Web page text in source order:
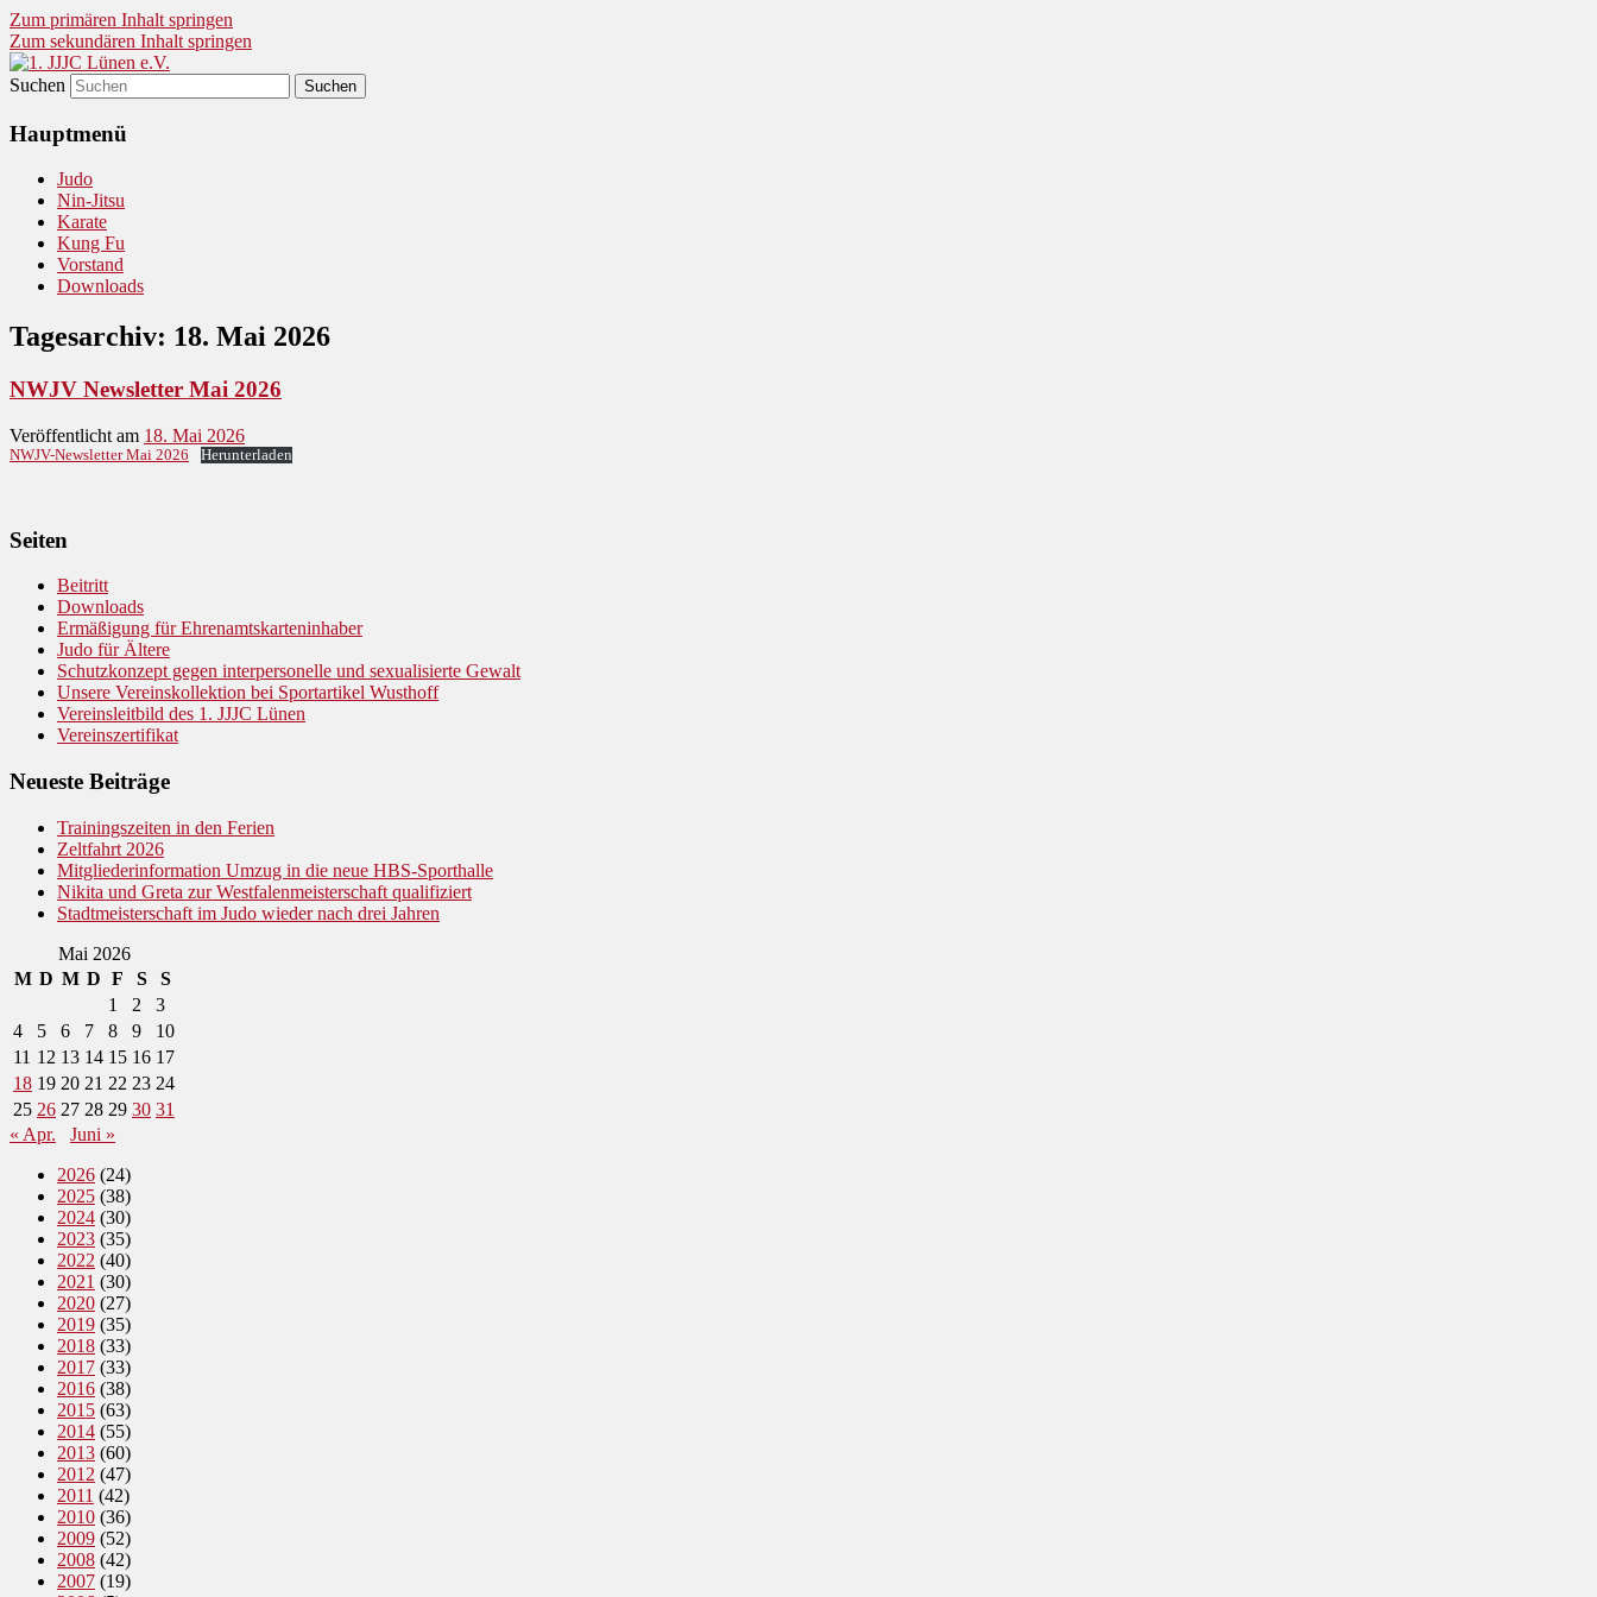
Zum primären Inhalt springen
Zum sekundären Inhalt springen
1. JJJC Lünen e.V.
Judo und Ninjitsu
Suchen
Hauptmenü
Judo
Nin-Jitsu
Karate
Kung Fu
Vorstand
Downloads
Tagesarchiv: 18. Mai 2026
NWJV Newsletter Mai 2026
Veröffentlicht am 18. Mai 2026
NWJV-Newsletter Mai 2026 Herunterladen
Seiten
Beitritt
Downloads
Ermäßigung für Ehrenamtskarteninhaber
Judo für Ältere
Schutzkonzept gegen interpersonelle und sexualisierte Gewalt
Unsere Vereinskollektion bei Sportartikel Wusthoff
Vereinsleitbild des 1. JJJC Lünen
Vereinszertifikat
Neueste Beiträge
Trainingszeiten in den Ferien
Zeltfahrt 2026
Mitgliederinformation Umzug in die neue HBS-Sporthalle
Nikita und Greta zur Westfalenmeisterschaft qualifiziert
Stadtmeisterschaft im Judo wieder nach drei Jahren
Mai 2026
M D M D F S
S
1
2
3
4
5 6 7 8 9
10
11 12 13 14 15 16 17
18 19 20 21 22 23 24
25 26 27 28 29 30 31
« Apr.
Juni »
2026 (24)
2025 (38)
2024 (30)
2023 (35)
2022 (40)
2021 (30)
2020 (27)
2019 (35)
2018 (33)
2017 (33)
2016 (38)
2015 (63)
2014 (55)
2013 (60)
2012 (47)
2011 (42)
2010 (36)
2009 (52)
2008 (42)
2007 (19)